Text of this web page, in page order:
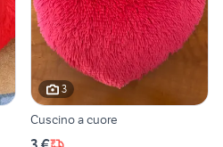
3
Cuscino a cuore